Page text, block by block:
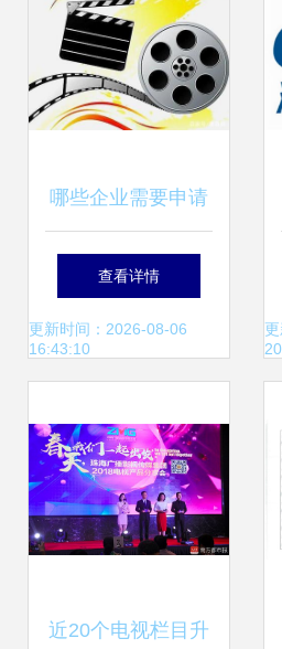
哪些企业需要申请
广播电视节目制作
经营许可证？
查看详情
更新时间：2026-08-06
16:43:10
近20个电视栏目升